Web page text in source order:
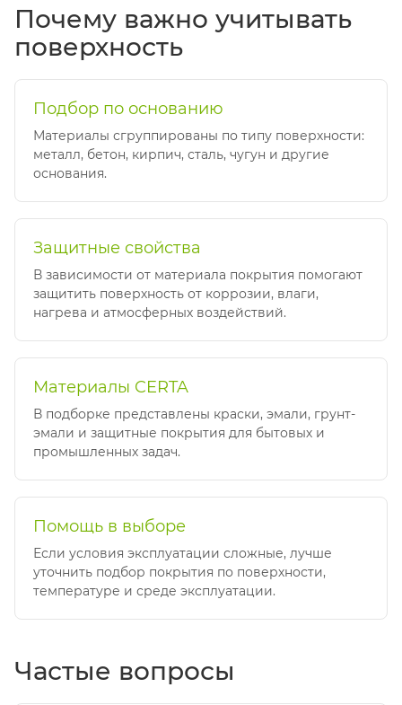
Почему важно учитывать
поверхность
Подбор по основанию
Материалы сгруппированы по типу поверхности:
металл, бетон, кирпич, сталь, чугун и другие
основания.
Защитные свойства
В зависимости от материала покрытия помогают
защитить поверхность от коррозии, влаги,
нагрева и атмосферных воздействий.
Материалы CERTA
В подборке представлены краски, эмали, грунт-
эмали и защитные покрытия для бытовых и
промышленных задач.
Помощь в выборе
Если условия эксплуатации сложные, лучше
уточнить подбор покрытия по поверхности,
температуре и среде эксплуатации.
Частые вопросы